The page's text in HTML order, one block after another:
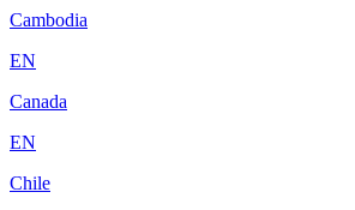
Cambodia
EN
Canada
EN
Chile